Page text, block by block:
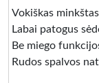
Vokiškas
Labai patogus
Be miego
Rudos spalvos